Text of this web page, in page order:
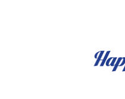
Traveller